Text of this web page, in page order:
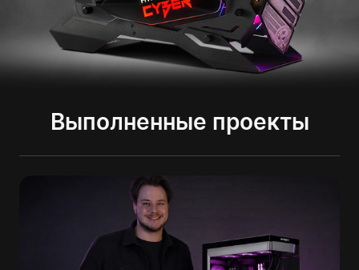
Выполненные проекты